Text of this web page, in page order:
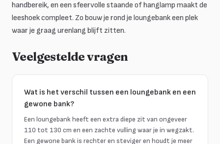
handbereik, en een sfeervolle staande of hanglamp maakt de
leeshoek compleet. Zo bouw je rond je loungebank een plek
waar je graag urenlang blijft zitten.
Veelgestelde vragen
Wat is het verschil tussen een loungebank en een
gewone bank?
Een loungebank heeft een extra diepe zit van ongeveer
110 tot 130 cm en een zachte vulling waar je in wegzakt.
Een gewone bank is rechter en steviger en houdt je meer